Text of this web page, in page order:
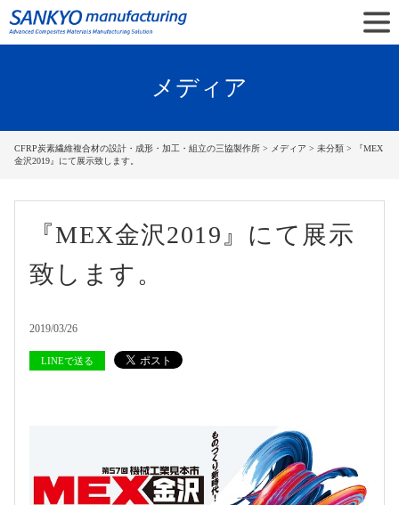
メディア
CFRP炭素繊維複合材の設計・成形・加工・組立の三協製作所 > メディア > 未分類 > 『MEX
金沢2019』にて展示致します。
『MEX金沢2019』にて展示
致します。
2019/03/26
LINEで送る